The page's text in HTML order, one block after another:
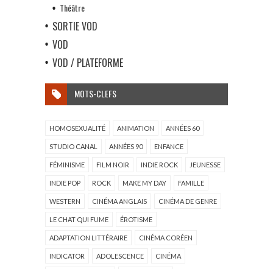
Théâtre
SORTIE VOD
VOD
VOD / PLATEFORME
MOTS-CLEFS
HOMOSEXUALITÉ ANIMATION ANNÉES 60
STUDIO CANAL ANNÉES 90 ENFANCE
FÉMINISME FILM NOIR INDIE ROCK JEUNESSE
INDIE POP ROCK MAKE MY DAY FAMILLE
WESTERN CINÉMA ANGLAIS CINÉMA DE GENRE
LE CHAT QUI FUME ÉROTISME
ADAPTATION LITTÉRAIRE CINÉMA CORÉEN
INDICATOR ADOLESCENCE CINÉMA